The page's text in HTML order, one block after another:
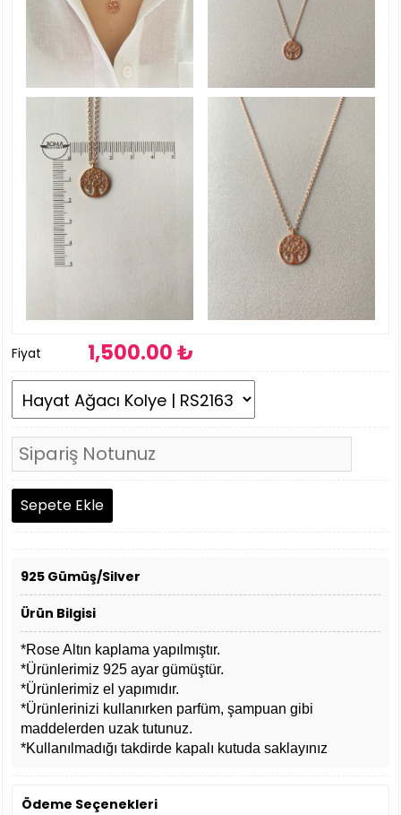
Fiyat 1,500.00 ₺
925 Gümüş/Silver
Ürün Bilgisi
*Rose Altın kaplama yapılmıştır.
*Ürünlerimiz 925 ayar gümüştür.
*Ürünlerimiz el yapımıdır.
*Ürünlerinizi kullanırken parfüm, şampuan gibi
maddelerden uzak tutunuz.
*Kullanılmadığı takdirde kapalı kutuda saklayınız
Ödeme Seçenekleri